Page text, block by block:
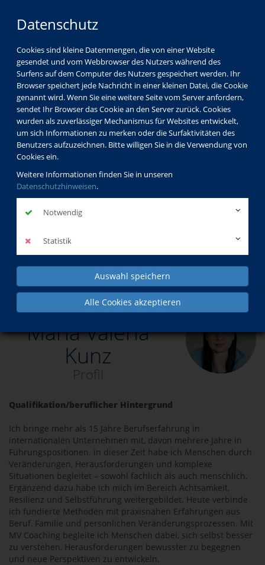
Datenschutz
Cookies sind kleine Datenmengen, die von einer Website
gesendet und vom Webbrowser des Nutzers während des
Surfens auf dem Computer des Nutzers gespeichert werden. Ihr
Browser speichert jede Nachricht in einer kleinen Datei, die Cookie
genannt wird. Wenn Sie eine weitere Seite vom Server anfordern,
sendet Ihr Browser das Cookie an den Server zurück. Cookies
wurden als zuverlässiger Mechanismus für Websites entwickelt,
um sich Informationen zu merken oder die Surfaktivitäten des
Benutzers aufzuzeichnen. Bitte willigen Sie in die Verwendung von
Cookies ein.
Weitere Informationen finden Sie in unseren
Datenschutzhinweisen.
Notwendig
Statistik
Auswahl speichern
Alle Cookies akzeptieren
Dozent*innen Maria Valeria Kunz
Maria Valeria
Kunz
Profil
Qualifikation/beruflicher Hintergrund
Ich bringe mehr als 15 Jahre Berufserfahrung in
internationalen Unternehmen mit, davon mehrere Jahre in
Führungspositionen. In dieser Zeit habe ich Menschen durch
Veränderungen, Herausforderungen und komplexe
Situationen begleitet – sowohl fachlich als auch menschlich.
Ergänzend dazu habe ich mich im Bereich Achtsamkeit,
Resilienz und Selbstführung weitergebildet. Heute verbinde
ich fundierte Methoden mit praxisnahen Erfahrungen aus
Beruf, Familie und persönlichen Veränderungsprozessen. Mit
MV Coaching begleite ich Menschen dabei, sich selbst besser
zu verstehen, Herausforderungen bewusster zu begegnen
und neue Perspektiven zu entwickeln.